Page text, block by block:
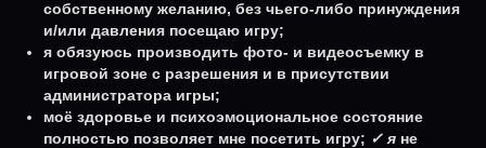
собственному желанию, без чьего-либо принуждения
и/или давления посещаю игру;
я обязуюсь производить фото- и видеосъемку в
игровой зоне с разрешения и в присутствии
администратора игры;
моё здоровье и психоэмоциональное состояние
полностью позволяет мне посетить игру; ✓ я не